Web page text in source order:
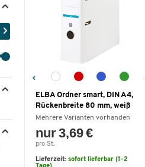
ELBA Ordner smart, DIN A4,
Rückenbreite 80 mm, weiß
Mehrere Varianten vorhanden
nur 3,69 €
pro St.
Lieferzeit: sofort lieferbar (1-2